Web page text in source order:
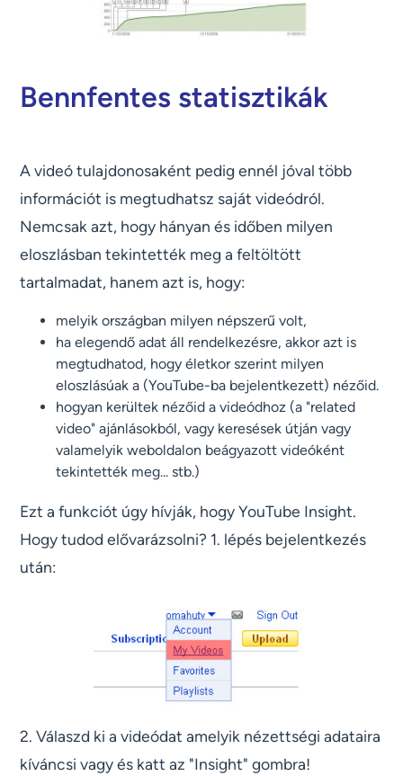
Bennfentes statisztikák
A videó tulajdonosaként pedig ennél jóval több
információt is megtudhatsz saját videódról.
Nemcsak azt, hogy hányan és időben milyen
eloszlásban tekintették meg a feltöltött
tartalmadat, hanem azt is, hogy:
melyik országban milyen népszerű volt,
ha elegendő adat áll rendelkezésre, akkor azt is
megtudhatod, hogy életkor szerint milyen
eloszlásúak a (YouTube-ba bejelentkezett) nézőid.
hogyan kerültek nézőid a videódhoz (a "related
video" ajánlásokból, vagy keresések útján vagy
valamelyik weboldalon beágyazott videóként
tekintették meg... stb.)
Ezt a funkciót úgy hívják, hogy YouTube Insight.
Hogy tudod elővarázsolni? 1. lépés bejelentkezés
után:
2. Válaszd ki a videódat amelyik nézettségi adataira
kíváncsi vagy és katt az "Insight" gombra!